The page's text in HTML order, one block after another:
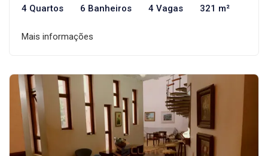
4 Quartos 6 Banheiros 4 Vagas 321 m²
Mais informações